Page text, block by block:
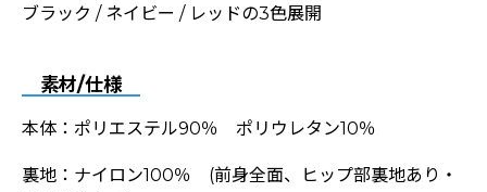
ブラック / ネイビー / レッドの3色展開
素材/仕様
本体：ポリエステル90％ ポリウレタン10％
裏地：ナイロン100％ (前身全面、ヒップ部裏地あり・